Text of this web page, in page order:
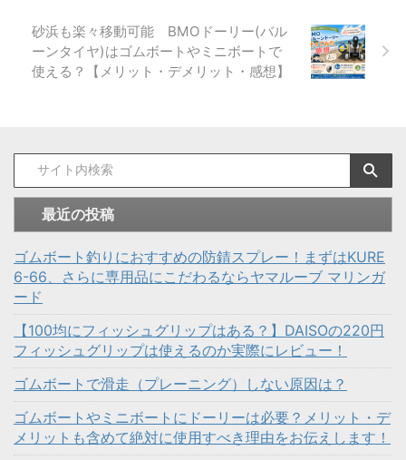
砂浜も楽々移動可能 BMOドーリー(バル
ーンタイヤ)はゴムボートやミニボートで
使える？【メリット・デメリット・感想】
最近の投稿
ゴムボート釣りにおすすめの防錆スプレー！まずはKURE
6-66、さらに専用品にこだわるならヤマルーブ マリンガ
ード
【100均にフィッシュグリップはある？】DAISOの220円
フィッシュグリップは使えるのか実際にレビュー！
ゴムボートで滑走（プレーニング）しない原因は？
ゴムボートやミニボートにドーリーは必要？メリット・デ
メリットも含めて絶対に使用すべき理由をお伝えします！